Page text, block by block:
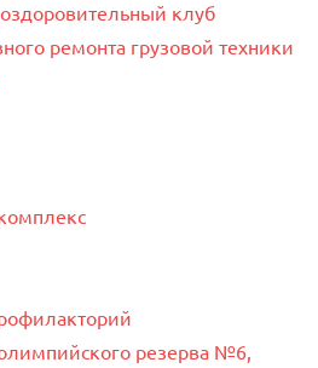
клуб
ремонта грузовой техники
резерва №6,